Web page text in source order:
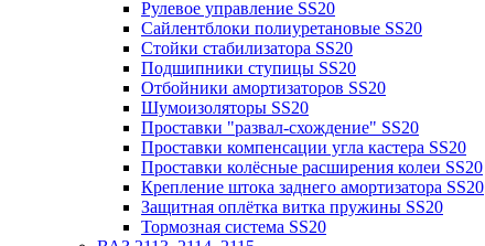
Рулевое управление SS20
Сайлентблоки полиуретановые SS20
Стойки стабилизатора SS20
Подшипники ступицы SS20
Отбойники амортизаторов SS20
Шумоизоляторы SS20
Проставки "развал-схождение" SS20
Проставки компенсации угла кастера SS20
Проставки колёсные расширения колеи SS20
Крепление штока заднего амортизатора SS20
Защитная оплётка витка пружины SS20
Тормозная система SS20